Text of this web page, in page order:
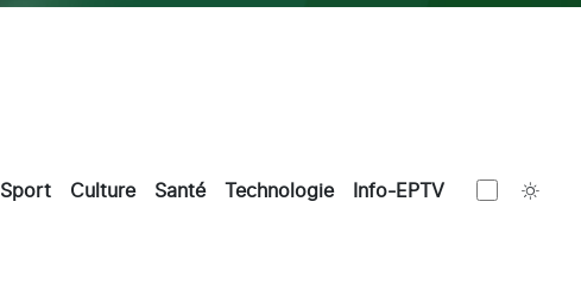
Sport Culture Santé Technologie Info-EPTV